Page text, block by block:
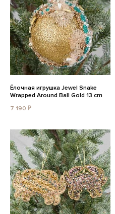
Ёлочная игрушка Jewel Snake
Wrapped Around Ball Gold 13 cm
7 190 ₽